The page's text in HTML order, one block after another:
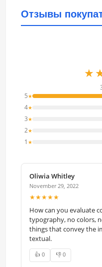
Отзывы
5★
4★
3★
2★
1 ★
Oliwia Whitley
November 29, 2022
★★★★★
How can you evaluate
typography, no colors,
things that convey the
textual.
👍 0 👎 0